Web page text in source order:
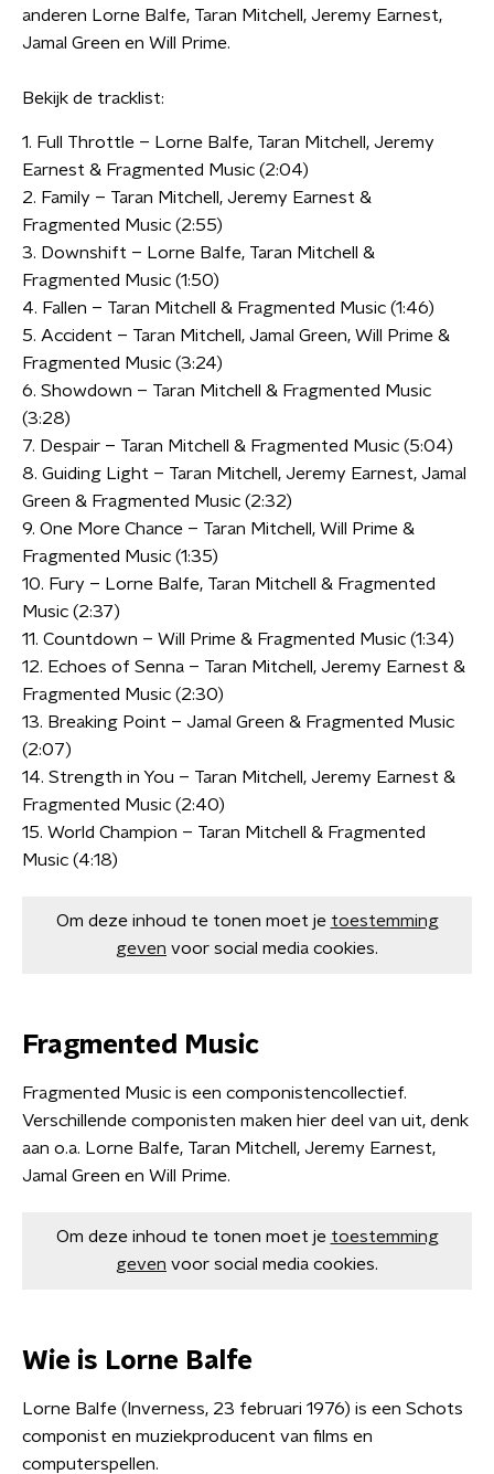
anderen Lorne Balfe, Taran Mitchell, Jeremy Earnest,
Jamal Green en Will Prime.
Bekijk de tracklist:
1. Full Throttle – Lorne Balfe, Taran Mitchell, Jeremy
Earnest & Fragmented Music (2:04)
2. Family – Taran Mitchell, Jeremy Earnest &
Fragmented Music (2:55)
3. Downshift – Lorne Balfe, Taran Mitchell &
Fragmented Music (1:50)
4. Fallen – Taran Mitchell & Fragmented Music (1:46)
5. Accident – Taran Mitchell, Jamal Green, Will Prime &
Fragmented Music (3:24)
6. Showdown – Taran Mitchell & Fragmented Music
(3:28)
7. Despair – Taran Mitchell & Fragmented Music (5:04)
8. Guiding Light – Taran Mitchell, Jeremy Earnest, Jamal
Green & Fragmented Music (2:32)
9. One More Chance – Taran Mitchell, Will Prime &
Fragmented Music (1:35)
10. Fury – Lorne Balfe, Taran Mitchell & Fragmented
Music (2:37)
11. Countdown – Will Prime & Fragmented Music (1:34)
12. Echoes of Senna – Taran Mitchell, Jeremy Earnest &
Fragmented Music (2:30)
13. Breaking Point – Jamal Green & Fragmented Music
(2:07)
14. Strength in You – Taran Mitchell, Jeremy Earnest &
Fragmented Music (2:40)
15. World Champion – Taran Mitchell & Fragmented
Music (4:18)
Om deze inhoud te tonen moet je toestemming
geven voor social media cookies.
Fragmented Music
Fragmented Music is een componistencollectief.
Verschillende componisten maken hier deel van uit, denk
aan o.a. Lorne Balfe, Taran Mitchell, Jeremy Earnest,
Jamal Green en Will Prime.
Om deze inhoud te tonen moet je toestemming
geven voor social media cookies.
Wie is Lorne Balfe
Lorne Balfe (Inverness, 23 februari 1976) is een Schots
componist en muziekproducent van films en
computerspellen.